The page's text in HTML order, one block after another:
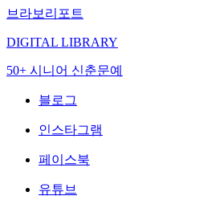
브라보리포트
DIGITAL LIBRARY
50+ 시니어 신춘문예
블로그
인스타그램
페이스북
유튜브